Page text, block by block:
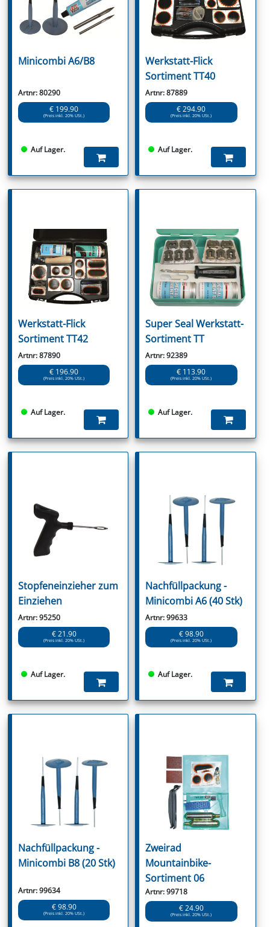
Minicombi A6/B8
Artnr: 80290
€ 199.90
(Preis inkl. 20% USt.)
Auf Lager.
Werkstatt-Flick
Sortiment TT40
Artnr: 87889
€ 294.90
(Preis inkl. 20% USt.)
Auf Lager.
Werkstatt-Flick
Sortiment TT42
Artnr: 87890
€ 196.90
(Preis inkl. 20% USt.)
Auf Lager.
Super Seal Werkstatt-
Sortiment TT
Artnr: 92389
€ 113.90
(Preis inkl. 20% USt.)
Auf Lager.
Stopfeneinzieher zum
Einziehen
Artnr: 95250
€ 21.90
(Preis inkl. 20% USt.)
Auf Lager.
Nachfüllpackung -
Minicombi A6 (40 Stk)
Artnr: 99633
€ 98.90
(Preis inkl. 20% USt.)
Auf Lager.
Nachfüllpackung -
Minicombi B8 (20 Stk)
Artnr: 99634
€ 98.90
(Preis inkl. 20% USt.)
Zweirad
Mountainbike-
Sortiment 06
Artnr: 99718
€ 24.90
(Preis inkl. 20% USt.)